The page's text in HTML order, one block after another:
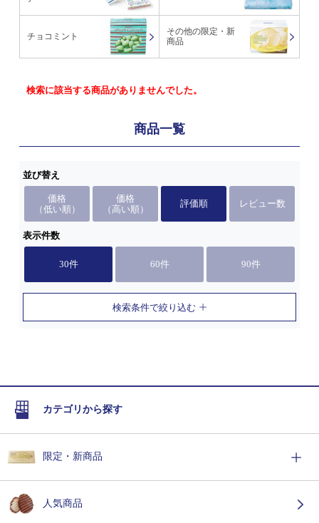
チョコミント
その他の限定・新
商品
検索に該当する商品がありませんでした。
商品一覧
並び替え
価格
（低い順）
価格
（高い順）
評価順 レビュー数
表示件数
30件 60件 90件
検索条件で絞り込む
カテゴリから探す
限定・新商品
人気商品